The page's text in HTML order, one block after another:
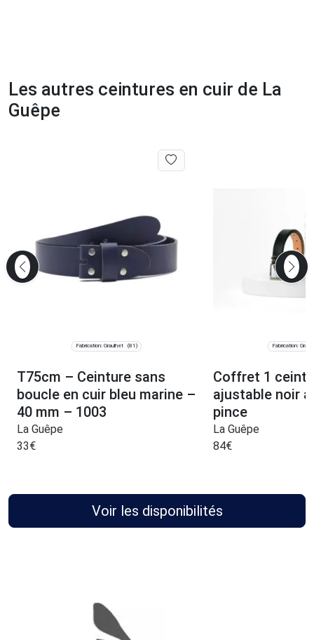
Les autres ceintures en cuir de La
Guêpe
Fabrication: Graulhet (81)
T75cm – Ceinture sans
boucle en cuir bleu marine –
40 mm – 1003
La Guêpe
33€
Fabrication:
Coffret 1
ajustable noir
pince
La Guêpe
84€
Voir les disponibilités